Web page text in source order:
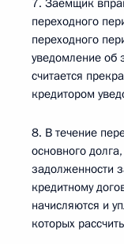
7. Заемщик
переходного
переходного
уведомление об
считается
кредитором
8. В течение
основного
задолженности
кредитному
начисляются и
которых